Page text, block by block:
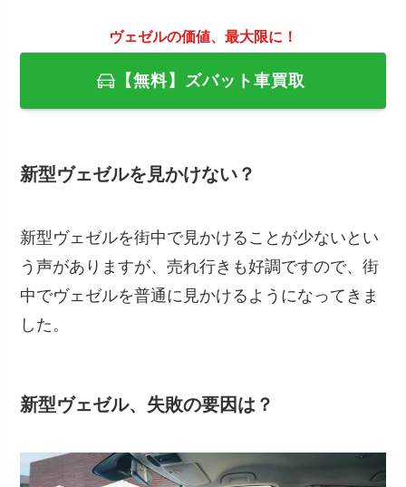
ヴェゼルの価値、最大限に！
【無料】ズバット車買取
新型ヴェゼルを見かけない？
新型ヴェゼルを街中で見かけることが少ないとい
う声がありますが、売れ行きも好調ですので、街
中でヴェゼルを普通に見かけるようになってきま
した。
新型ヴェゼル、失敗の要因は？